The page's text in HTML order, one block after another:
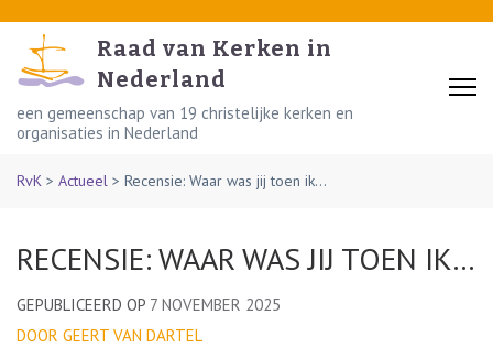
content
(Press
Enter)
Raad van Kerken in
Nederland
een gemeenschap van 19 christelijke kerken en
organisaties in Nederland
RvK > Actueel > Recensie: Waar was jij toen ik…
RECENSIE: WAAR WAS JIJ TOEN IK…
GEPUBLICEERD OP 7 NOVEMBER 2025
DOOR GEERT VAN DARTEL